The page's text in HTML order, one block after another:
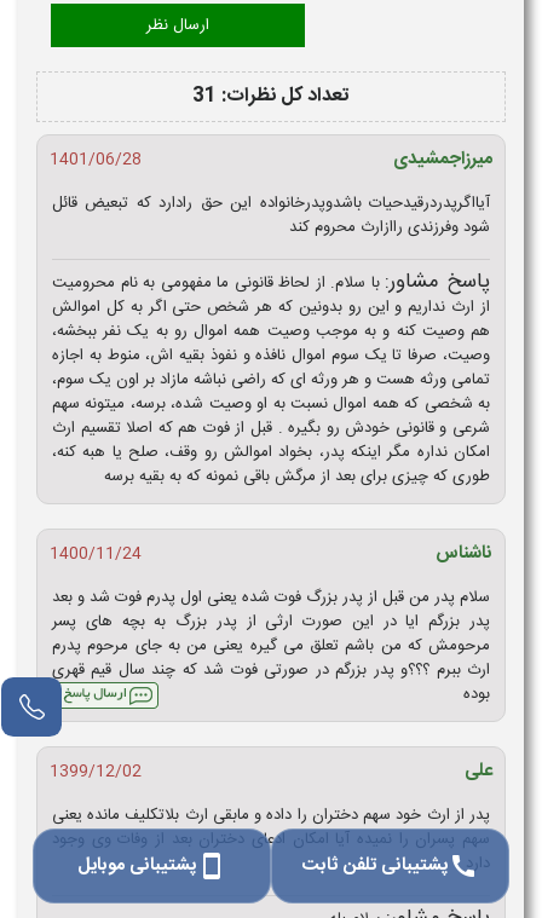
تعداد کل نظرات: 31
میرزاجمشیدی
1401/06/28
آیااگرپدردرقیدحیات باشدوپدرخانواده این حق رادارد که تبعیض قائل
شود وفرزندی راازارث محروم کند
پاسخ مشاور: با سلام. از لحاظ قانونی ما مفهومی به نام محرومیت
از ارث نداریم و این رو بدونین که هر شخص حتی اگر به کل اموالش
هم وصیت کنه و به موجب وصیت همه اموال رو به یک نفر ببخشه،
وصیت، صرفا تا یک سوم اموال نافذه و نفوذ بقیه اش، منوط به اجازه
تمامی ورثه هست و هر ورثه ای که راضی نباشه مازاد بر اون یک سوم،
به شخصی که همه اموال نسبت به او وصیت شده، برسه، میتونه سهم
شرعی و قانونی خودش رو بگیره . قبل از فوت هم که اصلا تقسیم ارث
امکان نداره مگر اینکه پدر، بخواد اموالش رو وقف، صلح یا هبه کنه،
طوری که چیزی برای بعد از مرگش باقی نمونه که به بقیه برسه
ناشناس
1400/11/24
سلام پدر من قبل از پدر بزرگ فوت شده یعنی اول پدرم فوت شد و بعد
پدر بزرگم ایا در این صورت ارثی از پدر بزرگ به بچه های پسر
مرحومش که من باشم تعلق می گیره یعنی من به جای مرحوم پدرم
ارث ببرم ؟؟؟و پدر بزرگم در صورتی فوت شد که چند سال قیم قهری
بوده
علی
1399/12/02
پدر از ارث خود سهم دختران را داده و مابقی ارث بلاتکلیف مانده یعنی
سهم پسران را نمیده آیا امکان ادعای دختران بعد از وفات وی وجود
داردcallپشتیبانی تلفن ثابت smartphone پشتیبانی موبایل